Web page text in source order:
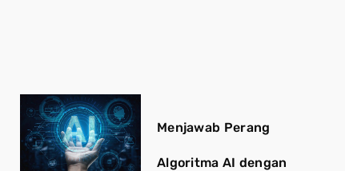
Menjawab Perang
Algoritma AI dengan